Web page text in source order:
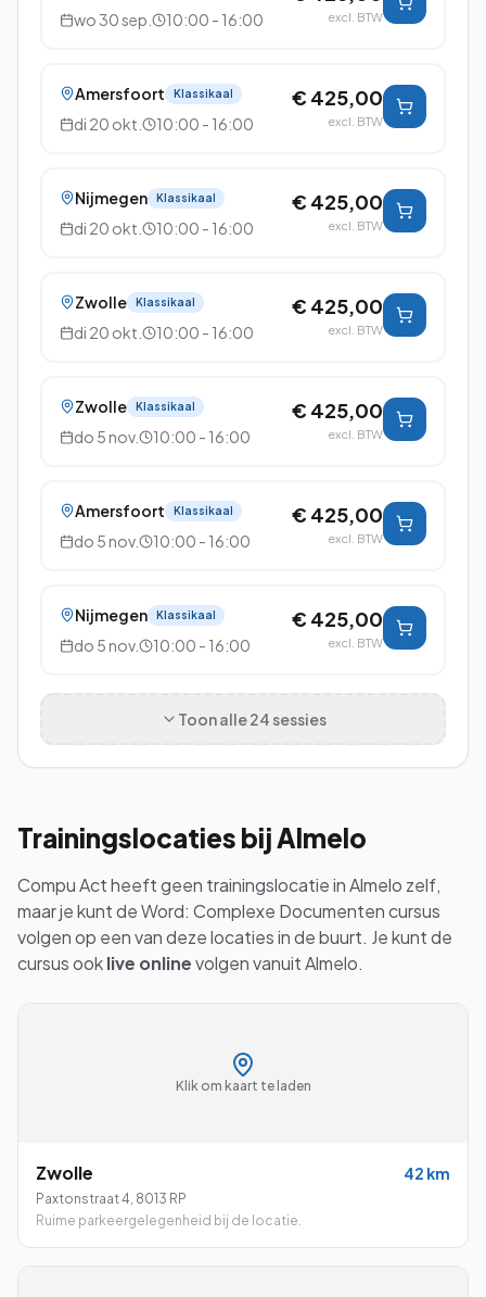
wo 30 sep. 10:00 - 16:00 excl. BTW
Amersfoort Klassikaal
di 20 okt. 10:00 - 16:00
€ 425,00
excl. BTW
Nijmegen Klassikaal
di 20 okt. 10:00 - 16:00
€ 425,00
excl. BTW
Zwolle Klassikaal
di 20 okt. 10:00 - 16:00
€ 425,00
excl. BTW
Zwolle Klassikaal
do 5 nov. 10:00 - 16:00
€ 425,00
excl. BTW
Amersfoort Klassikaal
do 5 nov. 10:00 - 16:00
€ 425,00
excl. BTW
Nijmegen Klassikaal
do 5 nov. 10:00 - 16:00
€ 425,00
excl. BTW
Toon alle24 sessies
Trainingslocaties bijAlmelo
Compu Act heeft geen trainingslocatie inAlmelo zelf,
maar je kunt deWord: Complexe Documentencursus
volgen op een van deze locaties in de buurt. Je kunt de
cursus ooklive onlinevolgen vanuitAlmelo.
Klik om kaart te laden
Zwolle 42 km
Paxtonstraat 4, 8013 RP
Ruime parkeergelegenheid bij de locatie.